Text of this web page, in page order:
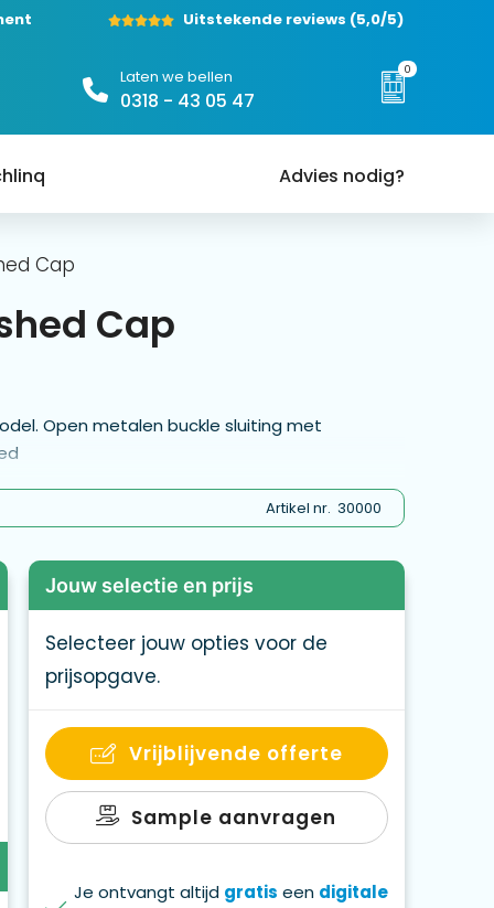
Uitstekende reviews (5,0/5)
Laten we bellen
0318 - 43 05 47
0
Advies nodig?
Cap
Cap
Open metalen buckle sluiting met
Artikel nr. 30000
Jouw selectie en prijs
Selecteer jouw opties voor de
prijsopgave.
Vrijblijvende offerte
Sample aanvragen
Je ontvangt altijd gratis een digitale